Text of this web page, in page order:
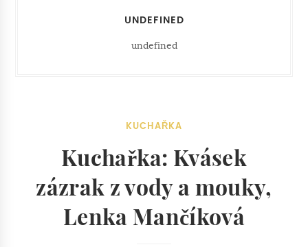
UNDEFINED
undefined
KUCHAŘKA
Kuchařka: Kvásek
zázrak z vody a mouky,
Lenka Mančíková